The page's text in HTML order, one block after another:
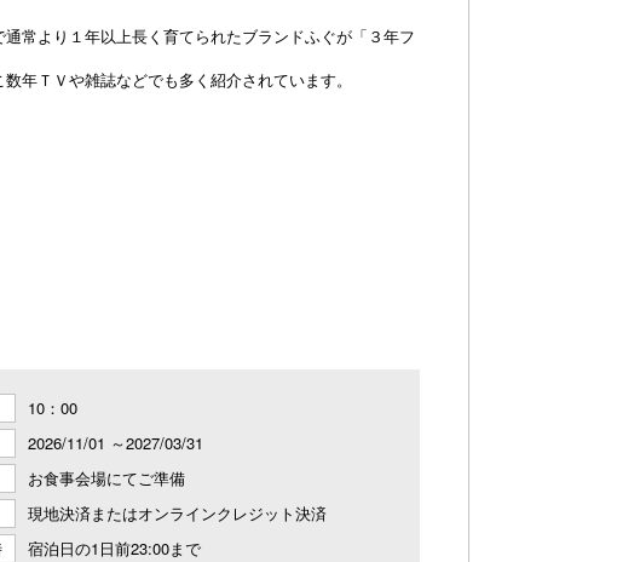
常より１年以上長く育てられたブランドふぐが「３年フ
年ＴＶや雑誌などでも多く紹介されています。
10：00
2026/11/01 ～2027/03/31
お食事会場にてご準備
現地決済またはオンラインクレジット決済
宿泊日の1日前23:00まで